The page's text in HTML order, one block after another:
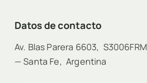
Datos de contacto
Av. Blas Parera 6603, S3006FRM
— Santa Fe, Argentina